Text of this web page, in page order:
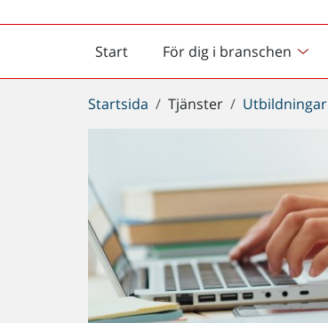
Start
Startsida För dig i branschen
Du
är
Startsida Tjänster Utbildningar